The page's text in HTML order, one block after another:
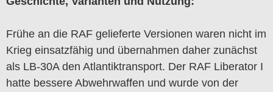
Frühe an die RAF gelieferte Versionen waren nicht im
Krieg einsatzfähig und übernahmen daher zunächst
als LB-30A den Atlantiktransport. Der RAF Liberator I
hatte bessere Abwehrwaffen und wurde von der